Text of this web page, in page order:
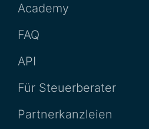
Academy
FAQ
API
Für Steuerberater
Partnerkanzleien